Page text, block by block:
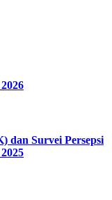
dan Survei Persepsi